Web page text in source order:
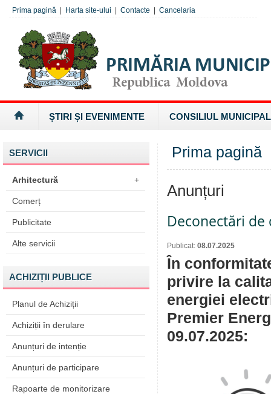
Prima pagină Harta site-ului Contacte Cancelaria
ȘTIRI ȘI EVENIMENTE CONSILIUL MUNICIPAL
SERVICII
Arhitectură +
Comerț
Publicitate
Alte servicii
ACHIZIȚII PUBLICE
Planul de Achiziții
Achiziții în derulare
Anunțuri de intenție
Anunțuri de participare
Rapoarte de monitorizare
Prima pagină
Anunțuri
Deconectări
Publicat: 08.07.2025
În
privire la
energiei
Premier
09.07.2025: